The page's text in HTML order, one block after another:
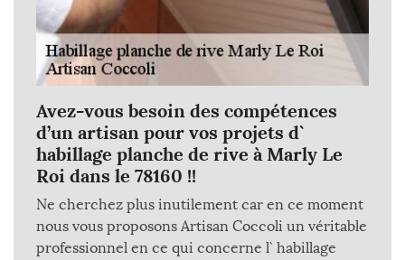
Avez-vous besoin des compétences
d’un artisan pour vos projets d`
habillage planche de rive à Marly Le
Roi dans le 78160 !!
Ne cherchez plus inutilement car en ce moment
nous vous proposons Artisan Coccoli un véritable
professionnel en ce qui concerne l` habillage